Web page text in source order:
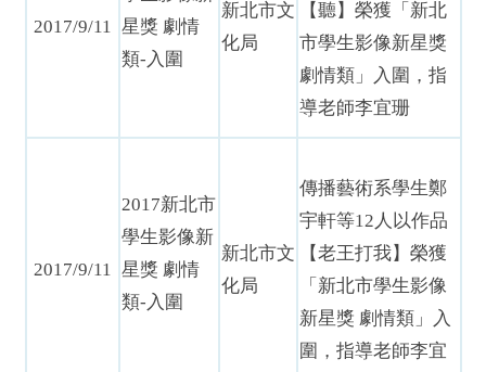
2017/9/11 星獎 劇情
類-入圍
新北市文
化局
【聽】榮獲「新北
市學生影像新星獎
劇情類」入圍，指
導老師李宜珊
2017/9/11
2017新北市
學生影像新
星獎 劇情
類-入圍
新北市文
化局
傳播藝術系學生鄭
宇軒等12人以作品
【老王打我】榮獲
「新北市學生影像
新星獎 劇情類」入
圍，指導老師李宜